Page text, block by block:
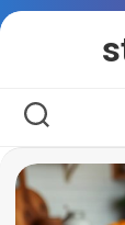
Перейти